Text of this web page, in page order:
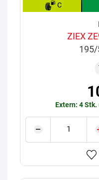
C
ZIEX
195/
Extern: 4